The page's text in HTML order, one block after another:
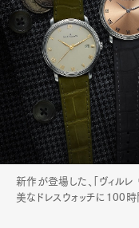
新作が登場した、「ヴィルレ
美なドレスウォッチに100